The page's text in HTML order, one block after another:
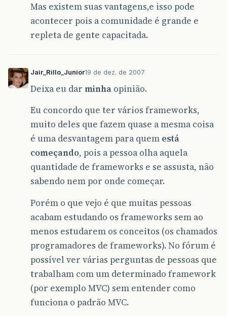
Mas existem suas vantagens,e isso pode
acontecer pois a comunidade é grande e
repleta de gente capacitada.
Jair_Rillo_Junior19 de dez. de 2007
Deixa eu dar minha opinião.
Eu concordo que ter vários frameworks,
muito deles que fazem quase a mesma coisa
é uma desvantagem para quem está
começando, pois a pessoa olha aquela
quantidade de frameworks e se assusta, não
sabendo nem por onde começar.
Porém o que vejo é que muitas pessoas
acabam estudando os frameworks sem ao
menos estudarem os conceitos (os chamados
programadores de frameworks). No fórum é
possível ver várias perguntas de pessoas que
trabalham com um determinado framework
(por exemplo MVC) sem entender como
funciona o padrão MVC.